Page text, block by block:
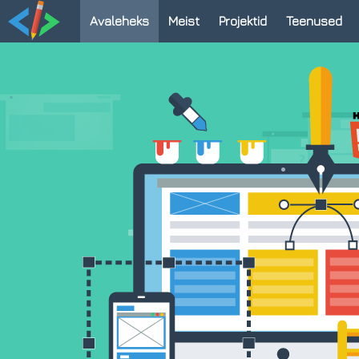
Avaleheks Meist Projektid Teenused